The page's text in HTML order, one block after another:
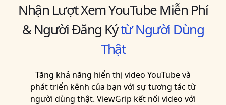
Nhận Lượt Xem YouTube Miễn Phí
& Người Đăng Kýtừ Người Dùng
Thật
Tăng khả năng hiển thị video YouTube và
phát triển kênh của bạn với sự tương tác từ
người dùng thật. ViewGrip kết nối video với